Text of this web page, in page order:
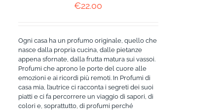
€22.00
Ogni casa ha un profumo originale, quello che
nasce dalla propria cucina, dalle pietanze
appena sfornate, dalla frutta matura sui vassoi.
Profumi che aprono le porte del cuore alle
emozioni e ai ricordi più remoti. In Profumi di
casa mia, l’autrice ci racconta i segreti dei suoi
piatti e ci fa percorrere un viaggio di sapori, di
colori e, soprattutto, di profumi perché